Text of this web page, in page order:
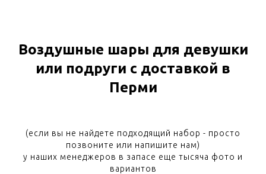
Воздушные шары для девушки
или подруги с доставкой в
Перми
(если вы не найдете подходящий набор - просто
позвоните или напишите нам)
у наших менеджеров в запасе еще тысяча фото и
вариантов